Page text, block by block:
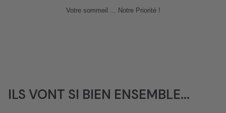
Votre sommeil ... Notre Priorité !
ILS VONT SI BIEN ENSEMBLE...